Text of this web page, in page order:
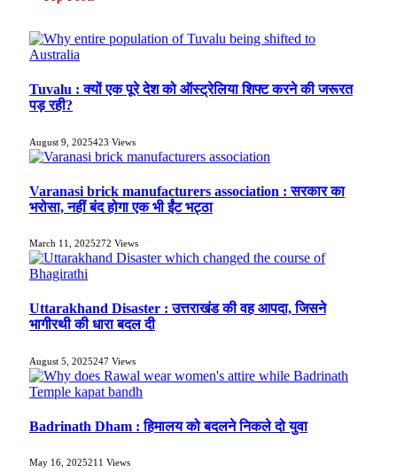
Tuvalu : क्यों एक पूरे देश को ऑस्ट्रेलिया शिफ्ट करने की जरूरत
पड़ रही?
August 9, 2025423 Views
Varanasi brick manufacturers association : सरकार का
भरोसा, नहीं बंद होगा एक भी ईंट भट्ठा
March 11, 2025272 Views
Uttarakhand Disaster : उत्तराखंड की वह आपदा, जिसने
भागीरथी की धारा बदल दी
August 5, 2025247 Views
Badrinath Dham : हिमालय को बदलने निकले दो युवा
May 16, 2025211 Views